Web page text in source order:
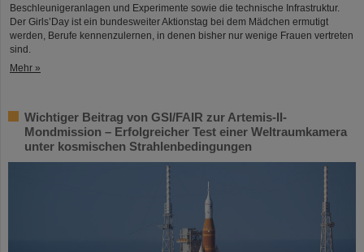
Beschleunigeranlagen und Experimente sowie die technische Infrastruktur.
Der Girls’Day ist ein bundesweiter Aktionstag bei dem Mädchen ermutigt
werden, Berufe kennenzulernen, in denen bisher nur wenige Frauen vertreten
sind.
Mehr »
Wichtiger Beitrag von GSI/FAIR zur Artemis-II-
Mondmission – Erfolgreicher Test einer Weltraumkamera
unter kosmischen Strahlenbedingungen